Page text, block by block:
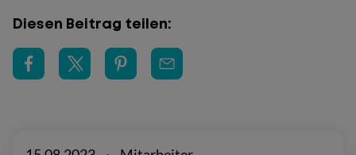
Diesen Beitrag teilen: